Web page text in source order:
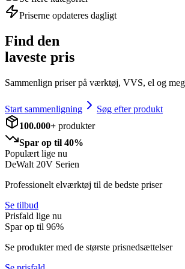
Priserne opdateres dagligt
Find den
laveste pris
Sammenlign priser på værktøj, VVS, el og
Start sammenligning
Søg efter produkt
100.000+ produkter
Spar op til 40%
Populært lige nu
DeWalt 20V Serien
Professionelt elværktøj til de bedste priser
Se tilbud
Prisfald lige nu
Spar op til 96%
Se produkter med de største prisnedsættelser